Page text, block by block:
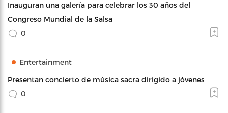
Inauguran una galería para celebrar los 30 años del
Congreso Mundial de la Salsa
0
Entertainment
Presentan concierto de música sacra dirigido a jóvenes
0